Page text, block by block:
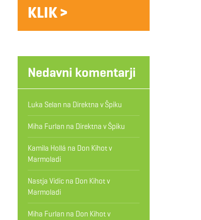
KLIK >
Nedavni komentarji
Luka Selan na Direktna v Špiku
Miha Furlan na Direktna v Špiku
Kamila Hollá na Don Kihot v
Marmoladi
Nastja Vidicna Don Kihot v
Marmoladi
Miha Furlan na Don Kihot v